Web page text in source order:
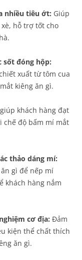
nhiều tiêu ớt: Giúp
hỗ trợ tốt cho
sốt đóng hộp:
xuất từ tôm cua
kiêng ăn gì.
khách hàng đạt
chế độ bấm mí mắt
thảo dáng mí:
gì để nếp mí
khách hàng nắm
cơ địa: Đảm
kiện thể chất thích
ăn gì.